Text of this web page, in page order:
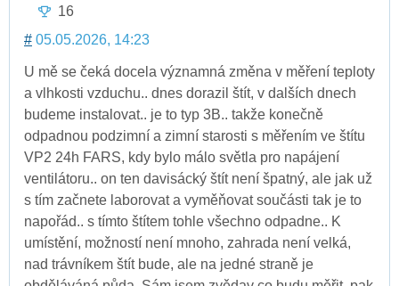
16
# 05.05.2026, 14:23
U mě se čeká docela významná změna v měření teploty
a vlhkosti vzduchu.. dnes dorazil štít, v dalších dnech
budeme instalovat.. je to typ 3B.. takže konečně
odpadnou podzimní a zimní starosti s měřením ve štítu
VP2 24h FARS, kdy bylo málo světla pro napájení
ventilátoru.. on ten davisácký štít není špatný, ale jak už
s tím začnete laborovat a vyměňovat součásti tak je to
napořád.. s tímto štítem tohle všechno odpadne.. K
umístění, možností není mnoho, zahrada není velká,
nad trávníkem štít bude, ale na jedné straně je